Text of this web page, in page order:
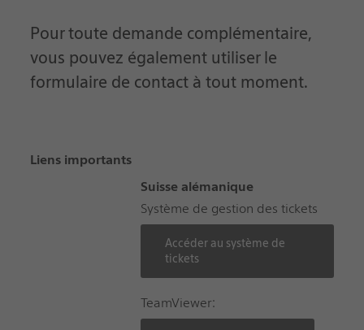
Pour toute demande complémentaire,
vous pouvez également utiliser le
formulaire de contact à tout moment.
Liens importants
Suisse alémanique
Système de gestion des tickets
Accéder au système de
tickets
TeamViewer: